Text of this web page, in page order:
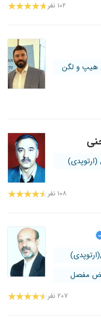
۱۰۲ نفر
هیپ و لگن
۱۰۸ نفر
مفصل
۲۰۷ نفر